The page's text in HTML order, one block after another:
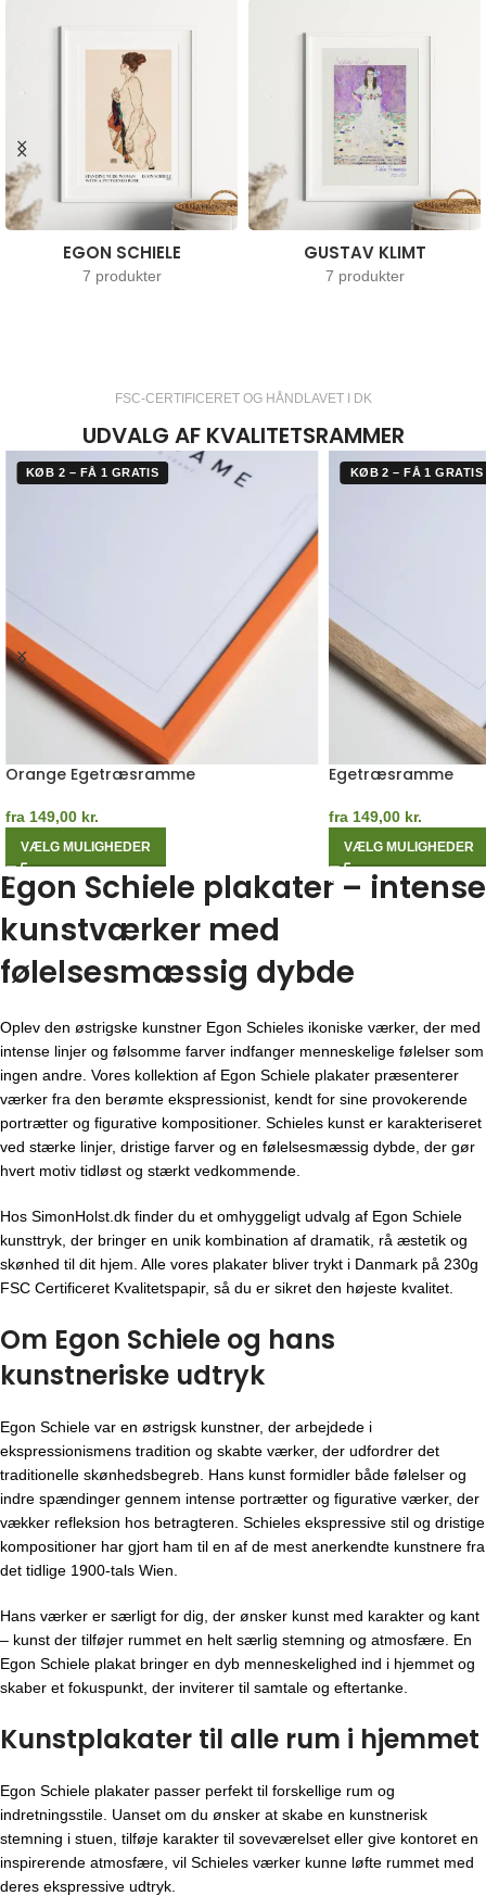
EGON SCHIELE
7 produkter
GUSTAV KLIMT
7 produkter
FSC-CERTIFICERET OG HÅNDLAVET I DK
UDVALG AF KVALITETSRAMMER
KØB 2 – FÅ 1 GRATIS
Orange Egetræsramme
fra 149,00 kr.
VÆLG MULIGHEDER
KØB 2 – FÅ 1 GRATIS
Egetræsramme
fra 149,00 kr.
VÆLG MULIGHEDER
Egon Schiele plakater – intense
kunstværker med
følelsesmæssig dybde
Oplev den østrigske kunstner Egon Schieles ikoniske værker, der med
intense linjer og følsomme farver indfanger menneskelige følelser som
ingen andre. Vores kollektion af Egon Schiele plakater præsenterer
værker fra den berømte ekspressionist, kendt for sine provokerende
portrætter og figurative kompositioner. Schieles kunst er karakteriseret
ved stærke linjer, dristige farver og en følelsesmæssig dybde, der gør
hvert motiv tidløst og stærkt vedkommende.
Hos SimonHolst.dk finder du et omhyggeligt udvalg af Egon Schiele
kunsttryk, der bringer en unik kombination af dramatik, rå æstetik og
skønhed til dit hjem. Alle vores plakater bliver trykt i Danmark på 230g
FSC Certificeret Kvalitetspapir, så du er sikret den højeste kvalitet.
Om Egon Schiele og hans
kunstneriske udtryk
Egon Schiele var en østrigsk kunstner, der arbejdede i
ekspressionismens tradition og skabte værker, der udfordrer det
traditionelle skønhedsbegreb. Hans kunst formidler både følelser og
indre spændinger gennem intense portrætter og figurative værker, der
vækker refleksion hos betragteren. Schieles ekspressive stil og dristige
kompositioner har gjort ham til en af de mest anerkendte kunstnere fra
det tidlige 1900-tals Wien.
Hans værker er særligt for dig, der ønsker kunst med karakter og kant
– kunst der tilføjer rummet en helt særlig stemning og atmosfære. En
Egon Schiele plakat bringer en dyb menneskelighed ind i hjemmet og
skaber et fokuspunkt, der inviterer til samtale og eftertanke.
Kunstplakater til alle rum i hjemmet
Egon Schiele plakater passer perfekt til forskellige rum og
indretningsstile. Uanset om du ønsker at skabe en kunstnerisk
stemning i stuen, tilføje karakter til soveværelset eller give kontoret en
inspirerende atmosfære, vil Schieles værker kunne løfte rummet med
deres ekspressive udtryk.